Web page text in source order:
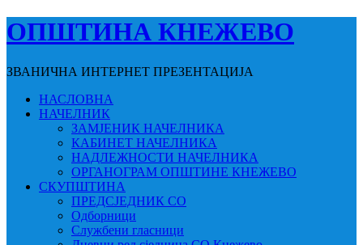
ОПШТИНА КНЕЖЕВО
ЗВАНИЧНА ИНТЕРНЕТ ПРЕЗЕНТАЦИЈА
НАСЛОВНА
НАЧЕЛНИК
ЗАМЈЕНИК НАЧЕЛНИКА
КАБИНЕТ НАЧЕЛНИКА
НАДЛЕЖНОСТИ НАЧЕЛНИКА
ОРГАНОГРАМ ОПШТИНЕ КНЕЖЕВО
СКУПШТИНА
ПРЕДСЈЕДНИК СО
Одборници
Службени гласници